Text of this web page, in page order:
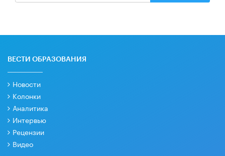
ВЕСТИ ОБРАЗОВАНИЯ
Новости
Колонки
Аналитика
Интервью
Рецензии
Видео